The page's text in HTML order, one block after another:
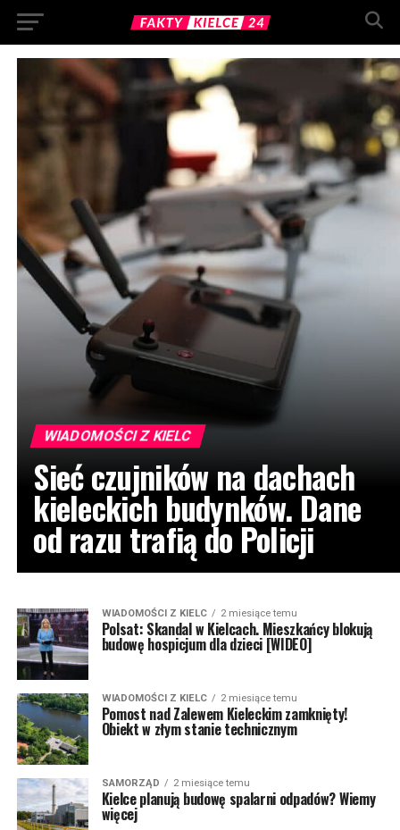
WIADOMOŚCI Z KIELC
Sieć czujników na dachach
kieleckich budynków. Dane
od razu trafią do Policji
WIADOMOŚCI Z KIELC 2 miesiące temu
Polsat: Skandal w Kielcach. Mieszkańcy blokują
budowę hospicjum dla dzieci [WIDEO]
WIADOMOŚCI Z KIELC 2 miesiące temu
Pomost nad Zalewem Kieleckim zamknięty!
Obiekt w złym stanie technicznym
SAMORZĄD 2 miesiące temu
Kielce planują budowę spalarni odpadów? Wiemy
więcej